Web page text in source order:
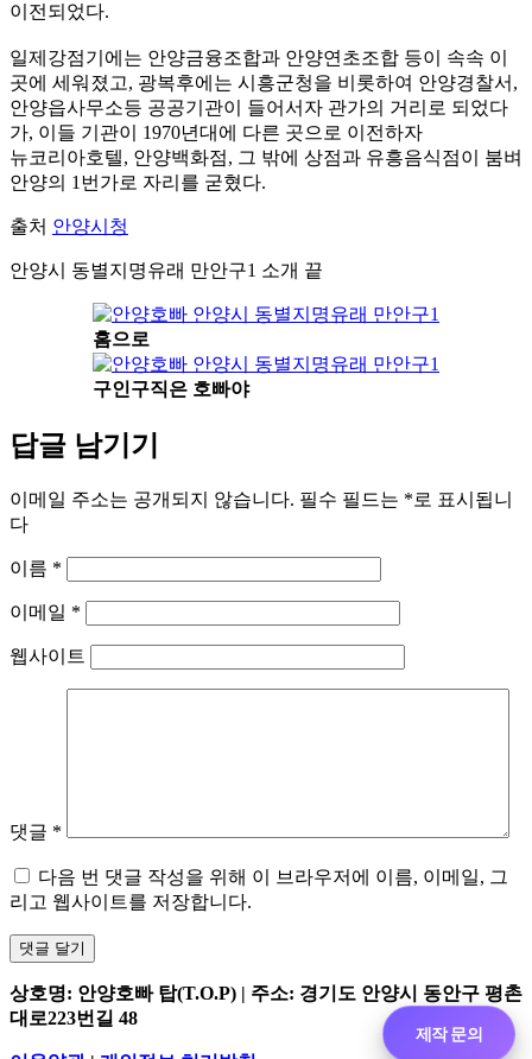
제작 문의
이전되었다.
일제강점기에는 안양금융조합과 안양연초조합 등이 속속 이
곳에 세워졌고, 광복후에는 시흥군청을 비롯하여 안양경찰서,
안양읍사무소등 공공기관이 들어서자 관가의 거리로 되었다
가, 이들 기관이 1970년대에 다른 곳으로 이전하자
뉴코리아호텔, 안양백화점, 그 밖에 상점과 유흥음식점이 붐벼
안양의 1번가로 자리를 굳혔다.
출처 안양시청
안양시 동별지명유래 만안구1 소개 끝
홈으로
구인구직은 호빠야
답글 남기기
이메일 주소는 공개되지 않습니다. 필수 필드는 *로 표시됩니
다
이름 *
이메일 *
웹사이트
댓글 *
다음 번 댓글 작성을 위해 이 브라우저에 이름, 이메일, 그
리고 웹사이트를 저장합니다.
상호명: 안양호빠 탑(T.O.P) | 주소: 경기도 안양시 동안구 평촌
대로223번길 48